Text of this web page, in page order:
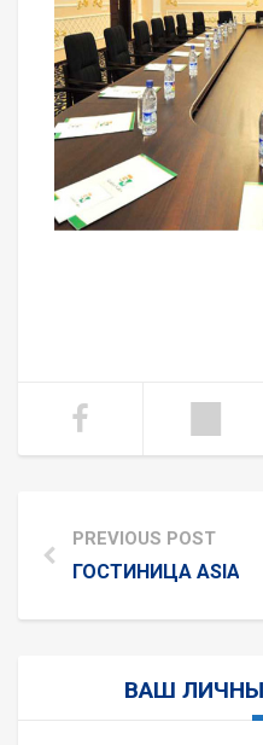
PREVIOUS POST
ГОСТИНИЦА ASIA
ВАШ